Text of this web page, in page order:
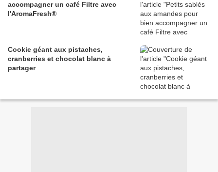
accompagner un café Filtre avec
l'AromaFresh®
Cookie géant aux pistaches,
cranberries et chocolat blanc à
partager